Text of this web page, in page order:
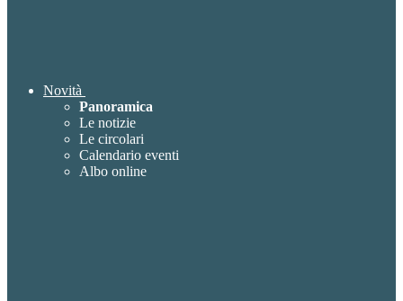
Novità
Panoramica
Le notizie
Le circolari
Calendario eventi
Albo online